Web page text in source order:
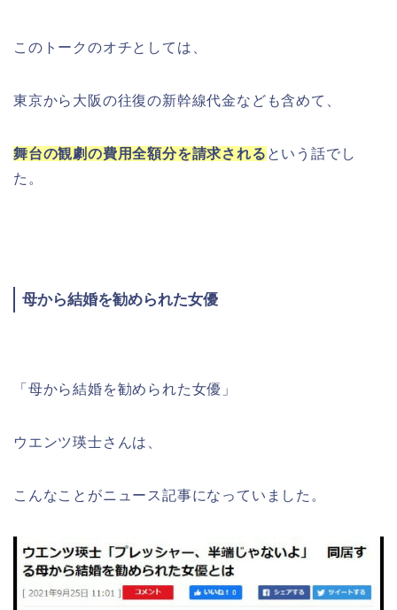
このトークのオチとしては、
東京から大阪の往復の新幹線代金なども含めて、
舞台の観劇の費用全額分を請求される という話でし
た。
母から結婚を勧められた女優
「母から結婚を勧められた女優」
ウエンツ瑛士さんは、
こんなことがニュース記事になっていました。